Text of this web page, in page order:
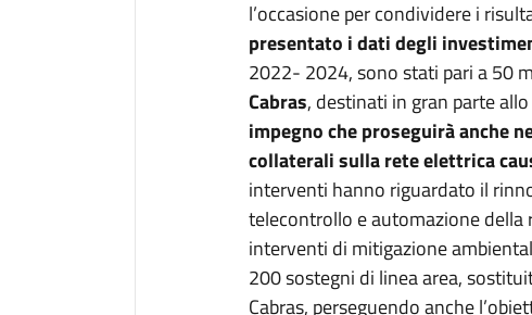
l’occasione per condividere i
presentato i dati degli
2022- 2024, sono stati pari a 50
Cabras, destinati in gran parte
impegno che proseguirà anche
collaterali sulla rete elettrica
interventi hanno riguardato il
telecontrollo e automazione della
interventi di mitigazione
200 sostegni di linea area,
Cabras, perseguendo anche